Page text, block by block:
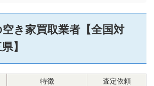
き家買取業者【全国対
】
特徴 査定依頼